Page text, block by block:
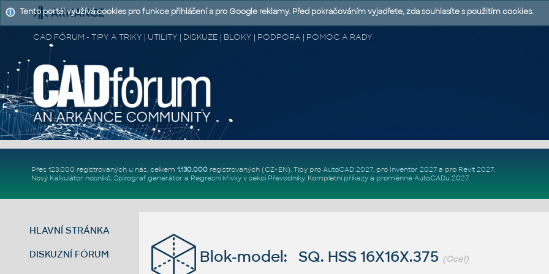
CAD FÓRUM - TIPY A TRIKY | UTILITY | DISKUZE | BLOKY | PODPORA | POMOC A RADY
Přes 123.000 registrovaných u nás, celkem 1.130.000registrovaných (CZ+EN). Tipy pro AutoCAD 2027, pro Inventor 2027a pro Revit 2027.
Nový Kalkulátor nosníků, Spirograf generátor a Regresní křivkyv sekci Převodníky. Kompletní příkazya proměnné AutoCADu 2027.
HLAVNÍ STRÁNKA
DISKUZNÍ FÓRUM Blok-model: SQ. HSS 16X16X.375 (Ocel)
Tento portál využívá cookies pro funkce přihlášení a pro Google reklamy. Před pokračováním vyjadřete, zda souhlasíte s použitím cookies.